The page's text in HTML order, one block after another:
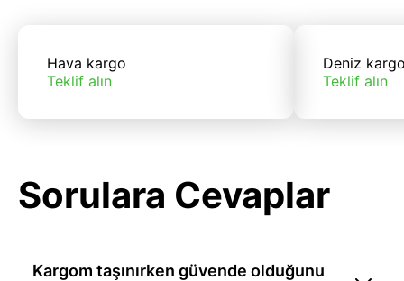
Hava kargo
Teklif alın
Deniz
Teklif alın
Sorulara Cevaplar
Kargom taşınırken güvende olduğunu